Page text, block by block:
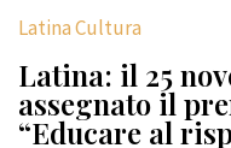
Latina Cultura
Latina: il 25
assegnato il
“Educare al